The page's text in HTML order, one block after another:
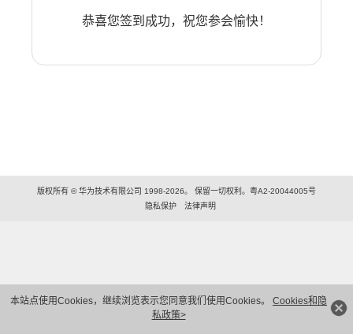
本站点使用Cookies，继续浏览表示您同意我们使用Cookies。 Cookies和隐
私政策>
恭喜您签到成功，祝您参会愉快！
版权所有 © 华为技术有限公司 1998-2026。 保留一切权利。粤A2-20044005号
隐私保护
法律声明